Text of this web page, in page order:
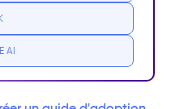
et l'activation des
AI